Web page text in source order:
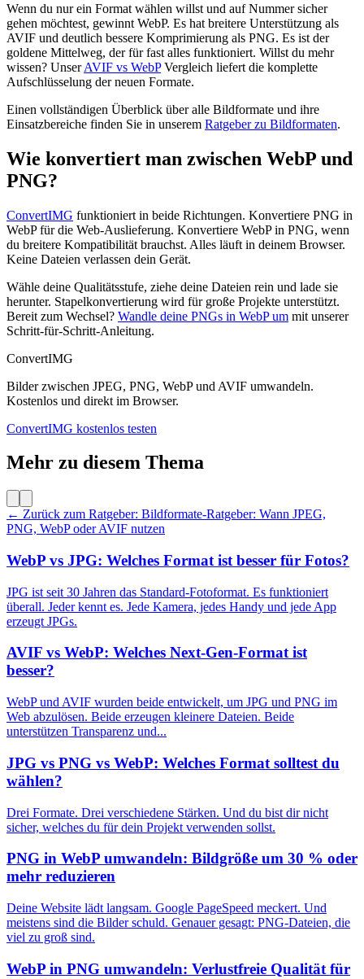
Wenn du nur ein Format wählen willst und auf Nummer sicher
gehen möchtest, gewinnt WebP. Es hat breitere Unterstützung als
AVIF und deutlich bessere Komprimierung als PNG. Es ist der
goldene Mittelweg, der für fast alles funktioniert. Willst du mehr
wissen? UnserAVIF vs WebPVergleich liefert die komplette
Aufschlüsselung der neuen Formate.
Einen vollständigen Überblick über alle Bildformate und ihre
Einsatzbereiche finden Sie in unserem Ratgeber zu Bildformaten.
Wie konvertiert man zwischen WebP und
PNG?
ConvertIMG funktioniert in beide Richtungen. Konvertiere PNG in
WebP für die Web-Auslieferung. Konvertiere WebP in PNG, wenn
du breitere Kompatibilität brauchst. Alles läuft in deinem Browser.
Keine Dateien verlassen dein Gerät.
Wähle deine Qualitätsstufe, ziehe deine Dateien rein und lade sie
herunter. Stapelkonvertierung wird für große Projekte unterstützt.
Bereit zum Wechsel? Wandle deine PNGs in WebP um mit unserer
Schritt-für-Schritt-Anleitung.
ConvertIMG
Bilder zwischen JPEG, PNG, WebP und AVIF umwandeln.
Kostenlos und direkt im Browser.
ConvertIMG kostenlos testen
Mehr zu diesem Thema
← Zurück zum Ratgeber: Bildformate-Ratgeber: Wann JPEG,
PNG, WebP oder AVIF nutzen
WebP vs JPG: Welches Format ist besser für Fotos?
JPG ist seit 30 Jahren das Standard-Fotoformat. Es funktioniert
überall. Jeder kennt es. Jede Kamera, jedes Handy und jede App
erzeugt JPGs.
AVIF vs WebP: Welches Next-Gen-Format ist
besser?
WebP und AVIF wurden beide entwickelt, um JPG und PNG im
Web abzulösen. Beide erzeugen kleinere Dateien. Beide
unterstützen Transparenz und...
JPG vs PNG vs WebP: Welches Format solltest du
wählen?
Drei Formate. Drei verschiedene Stärken. Und du bist dir nicht
sicher, welches du für dein Projekt verwenden sollst.
PNG in WebP umwandeln: Bildgröße um 30 % oder
mehr reduzieren
Deine Website lädt langsam. Google PageSpeed meckert. Und
meistens sind die Bilder schuld. Genauer gesagt: PNG-Dateien, die
viel zu groß sind.
WebP in PNG umwandeln: Verlustfreie Qualität für